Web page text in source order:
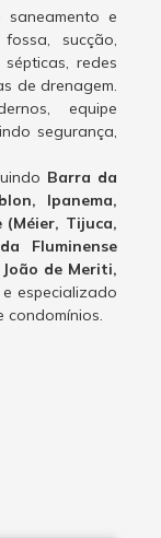
e
sucção,
redes
de drenagem.
equipe
segurança,
Barra da
Ipanema,
Tijuca,
Fluminense
de Meriti,
especializado
condomínios.